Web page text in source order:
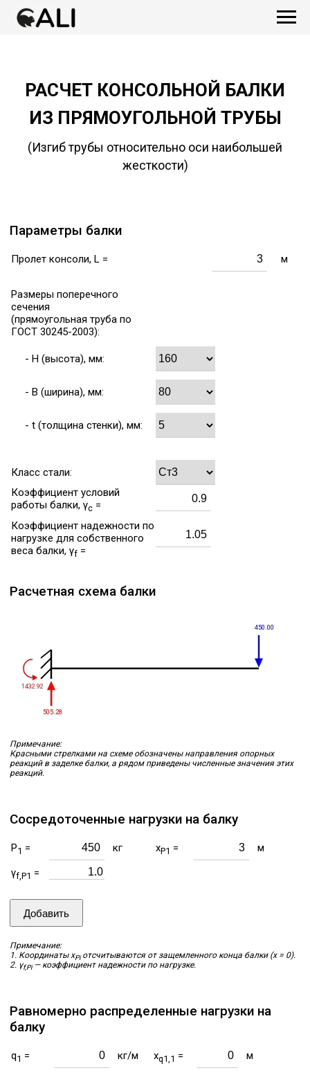
РАСЧЕТ КОНСОЛЬНОЙ БАЛКИ
ИЗ ПРЯМОУГОЛЬНОЙ ТРУБЫ
(Изгиб трубы относительно оси наибольшей
жесткости)
Параметры балки
Пролет консоли, L = м
Размеры поперечного
сечения
(прямоугольная труба по
ГОСТ 30245-2003):
- H (высота), мм:
- B (ширина), мм:
- t (толщина стенки), мм:
Класс стали:
Коэффициент условий
работы балки, γc =
Коэффициент надежности по
нагрузке для собственного
веса балки, γf =
Расчетная схема балки
450.00
505.28
1432.92
Примечание:
Красными стрелками на схеме обозначены направления опорных
реакций в заделке балки, а рядом приведены численные значения этих
реакций.
Сосредоточенные нагрузки на балку
P1 = кг xP1 =
м
γf,P1 =
Добавить
Примечание:
1. Координаты xPiотсчитываются от защемленного конца балки (x = 0).
2. γf,Pi— коэффициент надежности по нагрузке.
Равномерно распределенные нагрузки на
балку
q1 = кг/м xq1,1 = м